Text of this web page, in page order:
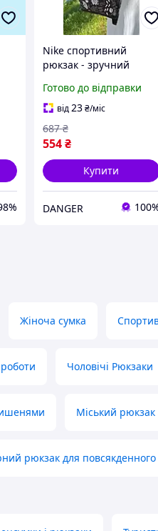
Nike спортивний
рюкзак - зручний
вентиляцією
Готово до відправки
від23 ₴/міс
554 ₴
687 ₴
Купити
DANGER
Жіноча сумка
Чоловічі Рюкзаки
Міський
рюкзак для